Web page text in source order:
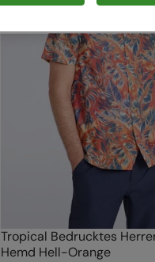
Tropical Bedrucktes
Hemd Hell-Orange